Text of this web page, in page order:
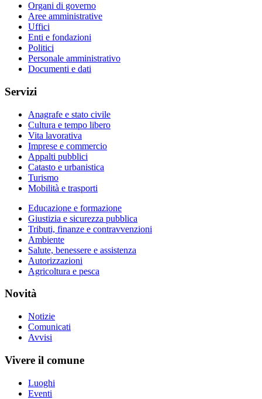
Organi di governo
Aree amministrative
Uffici
Enti e fondazioni
Politici
Personale amministrativo
Documenti e dati
Servizi
Anagrafe e stato civile
Cultura e tempo libero
Vita lavorativa
Imprese e commercio
Appalti pubblici
Catasto e urbanistica
Turismo
Mobilità e trasporti
Educazione e formazione
Giustizia e sicurezza pubblica
Tributi, finanze e contravvenzioni
Ambiente
Salute, benessere e assistenza
Autorizzazioni
Agricoltura e pesca
Novità
Notizie
Comunicati
Avvisi
Vivere il comune
Luoghi
Eventi